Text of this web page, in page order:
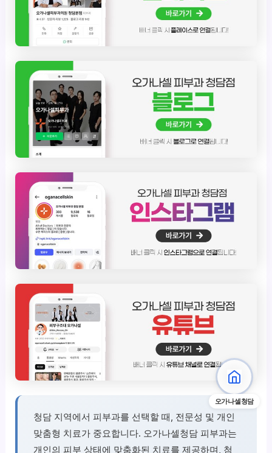
청담 지역에서 피부과를 선택할 때, 전문성 및 개인
맞춤형 치료가 중요합니다. 오가나셀청담 피부과는
개인의 피부 상태에 맞춤화된 치료를 제공하며, 첨
오가나셀청담